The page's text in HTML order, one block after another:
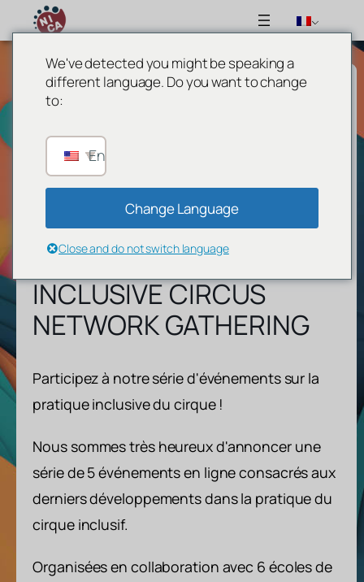
INCLUSIVE CIRCUS
NETWORK GATHERING
Participez à notre série d'événements sur la
pratique inclusive du cirque !
Nous sommes très heureux d'annoncer une
série de 5 événements en ligne consacrés aux
derniers développements dans la pratique du
cirque inclusif.
Organisées en collaboration avec 6 écoles de
We've detected you might be speaking a
different language. Do you want to change
to:
English
Change Language
Close and do not switch language